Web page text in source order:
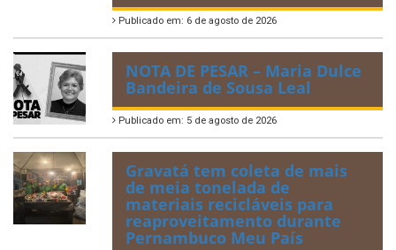
Publicado em: 6 de agosto de 2026
NOTA DE PESAR – Maria Dulce
Bandeira de Sousa Leal
Publicado em: 5 de agosto de 2026
Gravatá tem coleta de mais
de meia tonelada de
materiais recicláveis para
reaproveitamento durante
Pernambuco Meu País